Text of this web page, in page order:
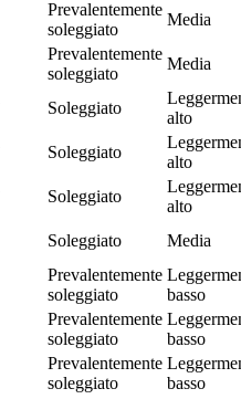
Prevalentemente
soleggiato
Media
Prevalentemente
soleggiato
Media
Soleggiato
alto
Soleggiato
alto
Soleggiato
alto
Soleggiato Media
Prevalentemente
soleggiato
basso
Prevalentemente
soleggiato
basso
Prevalentemente
soleggiato
basso